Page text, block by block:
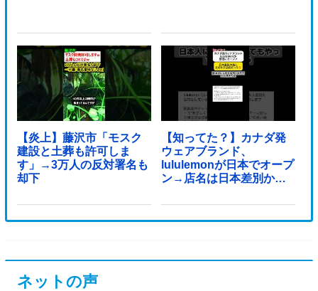
【炎上】藤沢市「モスク
建設と土葬も許可しま
す」→3万人の反対署名も
却下
【知ってた？】カナダ発
ウェアブランド、
lululemonが日本でオープ
ン→店名は日本差別から
ネットの声